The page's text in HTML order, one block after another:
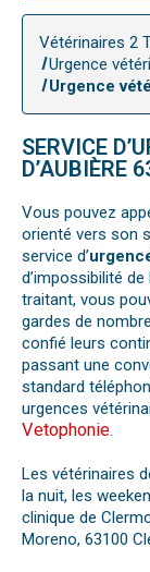
Vétérinaires 2
Urgence
Urgence
SERVICE
D’AUBIÈRE
Vous pouvez
orienté vers son
service d’
d’impossibilité
traitant, vous
gardes de
confié leurs
passant une
standard
urgences
Vetophonie.
Les vétérinaires
la nuit, les
clinique de
Moreno, 63100